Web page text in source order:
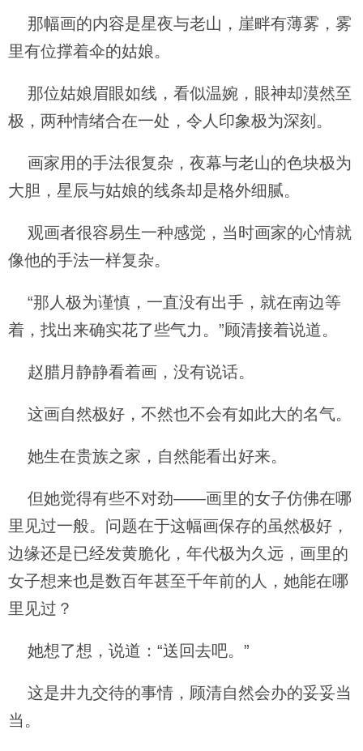
那幅画的内容是星夜与老山，崖畔有薄雾，雾
里有位撑着伞的姑娘。
那位姑娘眉眼如线，看似温婉，眼神却漠然至
极，两种情绪合在一处，令人印象极为深刻。
画家用的手法很复杂，夜幕与老山的色块极为
大胆，星辰与姑娘的线条却是格外细腻。
观画者很容易生一种感觉，当时画家的心情就
像他的手法一样复杂。
“那人极为谨慎，一直没有出手，就在南边等
着，找出来确实花了些气力。”顾清接着说道。
赵腊月静静看着画，没有说话。
这画自然极好，不然也不会有如此大的名气。
她生在贵族之家，自然能看出好来。
但她觉得有些不对劲——画里的女子仿佛在哪
里见过一般。问题在于这幅画保存的虽然极好，
边缘还是已经发黄脆化，年代极为久远，画里的
女子想来也是数百年甚至千年前的人，她能在哪
里见过？
她想了想，说道：“送回去吧。”
这是井九交待的事情，顾清自然会办的妥妥当
当。